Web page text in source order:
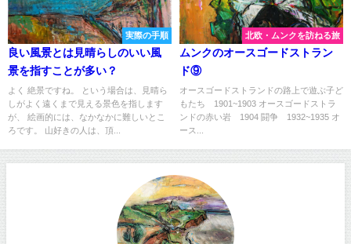
実際の手順
良い風景とは見晴らしのいい風
景を指すことが多い？
よく 絶景ですね。 という場合は、見晴ら
しがよく遠くまで見える景色を指します
が、 絵画的には、なかなかに難しいとこ
ろです。 山好きの人は、頂...
北欧・ムンクを訪ねる旅
ムンクのオースゴードストラン
ド⑨
オースゴードストランドの路上で遊ぶ子ど
もたち 1901~1903 オースゴードストラ
ンドの赤い岩 1904 闘争 1932~1935 オ
ース...